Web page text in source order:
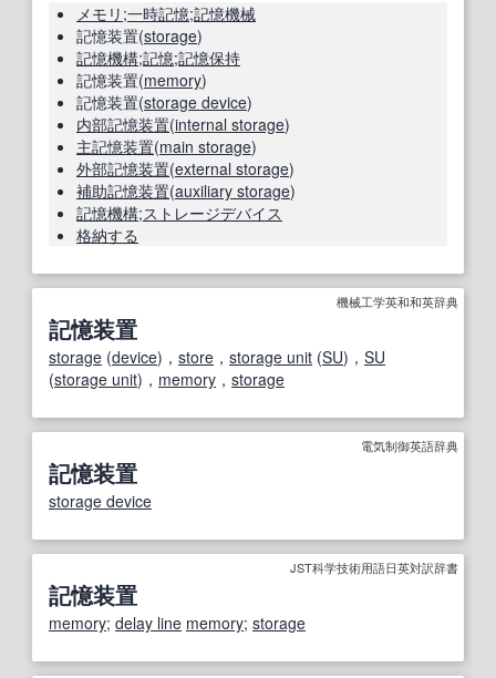
メモリ ;一時記憶;記憶機械
記憶装置(storage)
記憶機構;記憶;記憶保持
記憶装置(memory)
記憶装置(storage device)
内部記憶装置(internal storage)
主記憶装置(main storage)
外部記憶装置(external storage)
補助記憶装置(auxiliary storage)
記憶機構;ストレージデバイス
格納する
機械工学英和和英辞典
記憶装置
storage (device)， store ， storage unit (SU)， SU
(storage unit)， memory ， storage
電気制御英語辞典
記憶装置
storage device
JST科学技術用語日英対訳辞書
記憶装置
memory; delay line memory; storage